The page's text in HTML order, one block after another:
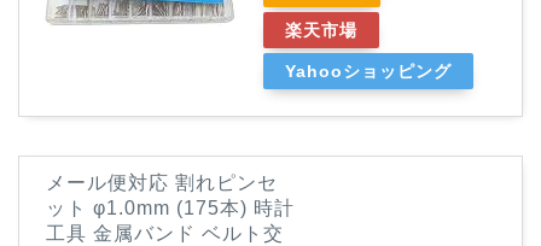
楽天市場
Yahooショッピング
メール便対応 割れピンセ
ット φ1.0mm (175本) 時計
工具 金属バンド ベルト交